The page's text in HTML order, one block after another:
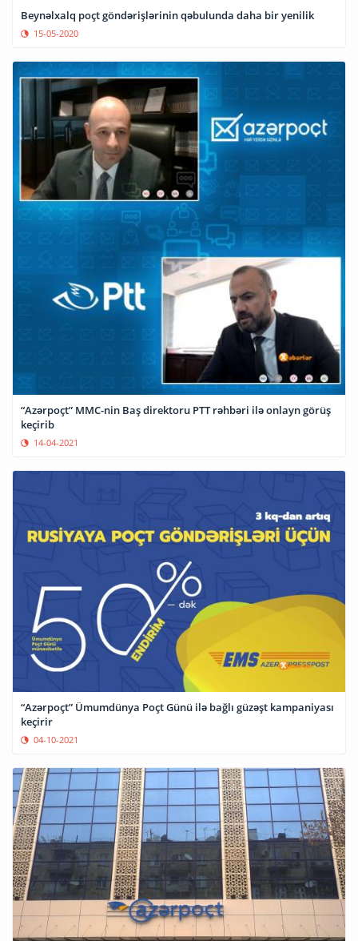
Beynəlxalq poçt göndərişlərinin qəbulunda daha bir yenilik
15-05-2020
“Azərpoçt” MMC-nin Baş direktoru PTT rəhbəri ilə onlayn görüş
keçirib
14-04-2021
“Azərpoçt” Ümumdünya Poçt Günü ilə bağlı güzəşt kampaniyası
keçirir
04-10-2021